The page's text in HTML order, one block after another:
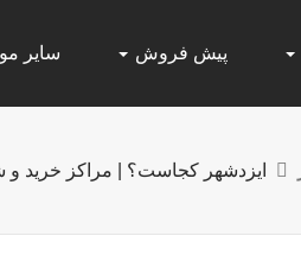
پیش فروش سایر
ایزدشهر کجاست؟ | مراکز